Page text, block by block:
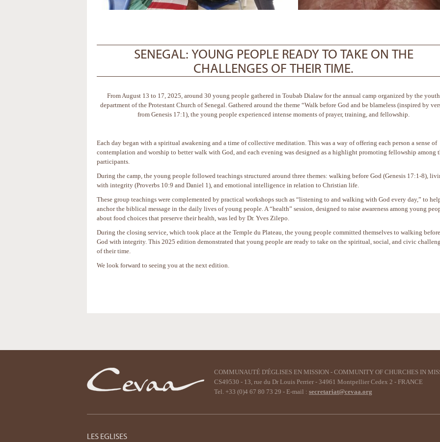
SENEGAL: YOUNG PEOPLE READY TO TAKE ON THE
CHALLENGES OF THEIR TIME.
From August 13 to 17, 2025, around 30 young people gathered in Toubab Dialaw for the annual camp organized by the youth
department of the Protestant Church of Senegal. Gathered around the theme “Walk before God and be blameless (inspired by
from Genesis 17:1), the young people experienced intense moments of prayer, training, and fellowship.
Each day began with a spiritual awakening and a time of collective meditation. This was a way of offering each person a sense of
contemplation and worship to better walk with God, and each evening was designed as a highlight promoting fellowship among
participants.
During the camp, the young people followed teachings structured around three themes: walking before God (Genesis 17:1-8),
with integrity (Proverbs 10:9 and Daniel 1), and emotional intelligence in relation to Christian life.
These group teachings were complemented by practical workshops such as “listening to and walking with God every day,” to
anchor the biblical message in the daily lives of young people. A “health” session, designed to raise awareness among young
about food choices that preserve their health, was led by Dr. Yves Zilepo.
During the closing service, which took place at the Temple du Plateau, the young people committed themselves to walking before
God with integrity. This 2025 edition demonstrated that young people are ready to take on the spiritual, social, and civic
of their time.
We look forward to seeing you at the next edition.
document
COMMUNAUTÉ D'ÉGLISES EN MISSION - COMMUNITY OF CHURCHES IN
CS49530 - 13, rue du Dr Louis Perrier - 34961 Montpellier Cedex 2 - FRANCE
Tel. +33 (0)4 67 80 73 29 - E-mail : secretariat@cevaa.org
LES EGLISES